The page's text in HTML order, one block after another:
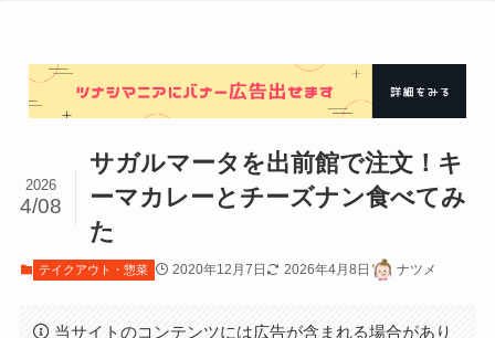
サガルマータを出前館で注文！キ
ーマカレーとチーズナン食べてみ
た
2026
4/08
テイクアウト・惣菜 2020年12月7日 2026年4月8日 ナツメ
当サイトのコンテンツには広告が含まれる場合があり